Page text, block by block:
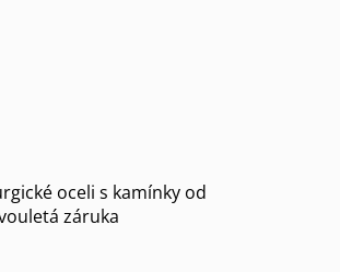
oceli s kamínky od
záruka